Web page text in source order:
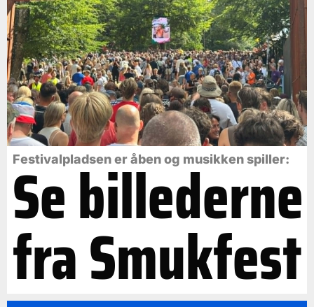
Festivalpladsen er åben og musikken spiller:
Se billederne
fra Smukfest